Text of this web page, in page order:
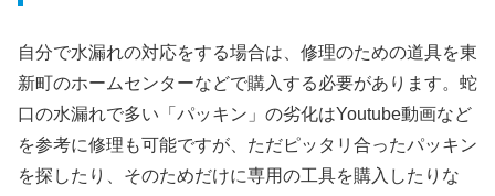
自分で水漏れの対応をする場合は、修理のための道具を東
新町のホームセンターなどで購入する必要があります。蛇
口の水漏れで多い「パッキン」の劣化はYoutube動画など
を参考に修理も可能ですが、ただピッタリ合ったパッキン
を探したり、そのためだけに専用の工具を購入したりな